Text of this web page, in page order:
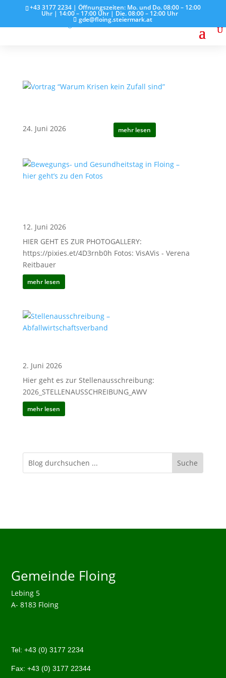
+43 3177 2234 | Öffnungszeiten: Mo. und Do. 08:00 – 12:00
Uhr | 14:00 – 17:00 Uhr | Die. 08:00 – 12:00 Uhr
gde@floing.steiermark.at
24. Juni 2026 mehr lesen
12. Juni 2026
HIER GEHT ES ZUR PHOTOGALLERY:
https://pixies.et/4D3rnb0h Fotos: VisAVis - Verena
Reitbauer
mehr lesen
2. Juni 2026
Hier geht es zur Stellenausschreibung:
2026_STELLENAUSSCHREIBUNG_AWV
mehr lesen
Gemeinde Floing
Lebing 5
A- 8183 Floing
Tel:+43 (0)3177 2234
Fax: +43 (0)3177 22344